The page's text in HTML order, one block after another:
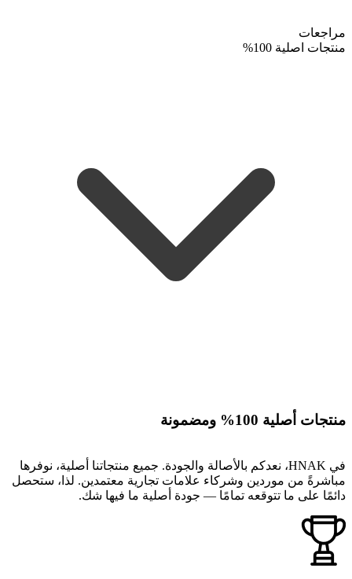
مراجعات
منتجات اصلية 100%
منتجات أصلية 100% ومضمونة
في HNAK، نعدكم بالأصالة والجودة. جميع منتجاتنا أصلية، نوفرها
مباشرةً من موردين وشركاء علامات تجارية معتمدين. لذا، ستحصل
دائمًا على ما تتوقعه تمامًا — جودة أصلية ما فيها شك.